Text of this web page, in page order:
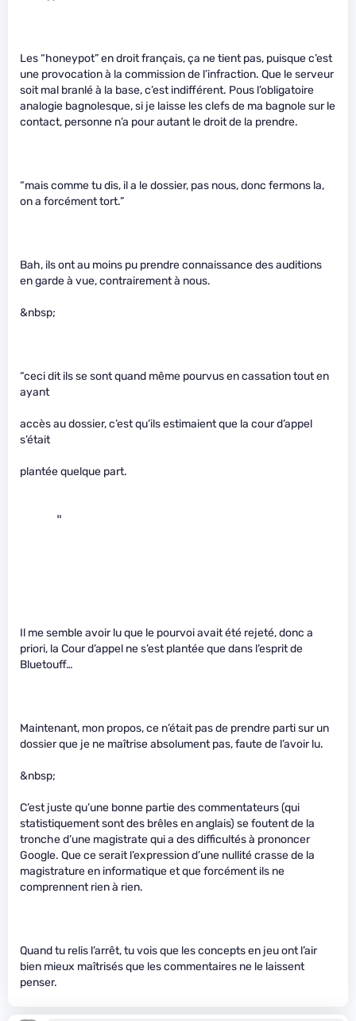
Les “honeypot” en droit français, ça ne tient pas, puisque c’est
une provocation à la commission de l’infraction. Que le serveur
soit mal branlé à la base, c’est indifférent. Pous l’obligatoire
analogie bagnolesque, si je laisse les clefs de ma bagnole sur le
contact, personne n’a pour autant le droit de la prendre.
“mais comme tu dis, il a le dossier, pas nous, donc fermons la,
on a forcément tort.”
Bah, ils ont au moins pu prendre connaissance des auditions
en garde à vue, contrairement à nous.
&nbsp;
“ceci dit ils se sont quand même pourvus en cassation tout en
ayant
accès au dossier, c’est qu’ils estimaient que la cour d’appel
s’était
plantée quelque part.
     "
Il me semble avoir lu que le pourvoi avait été rejeté, donc a
priori, la Cour d’appel ne s’est plantée que dans l’esprit de
Bluetouff…
Maintenant, mon propos, ce n’était pas de prendre parti sur un
dossier que je ne maîtrise absolument pas, faute de l’avoir lu.
&nbsp;
C’est juste qu’une bonne partie des commentateurs (qui
statistiquement sont des brêles en anglais) se foutent de la
tronche d’une magistrate qui a des difficultés à prononcer
Google. Que ce serait l’expression d’une nullité crasse de la
magistrature en informatique et que forcément ils ne
comprennent rien à rien.
Quand tu relis l’arrêt, tu vois que les concepts en jeu ont l’air
bien mieux maîtrisés que les commentaires ne le laissent
penser.